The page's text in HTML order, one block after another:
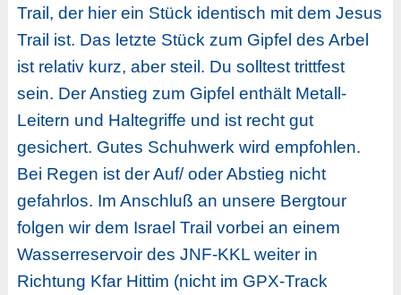
Trail, der hier ein Stück identisch mit dem Jesus
Trail ist. Das letzte Stück zum Gipfel des Arbel
ist relativ kurz, aber steil. Du solltest trittfest
sein. Der Anstieg zum Gipfel enthält Metall-
Leitern und Haltegriffe und ist recht gut
gesichert. Gutes Schuhwerk wird empfohlen.
Bei Regen ist der Auf/ oder Abstieg nicht
gefahrlos. Im Anschluß an unsere Bergtour
folgen wir dem Israel Trail vorbei an einem
Wasserreservoir des JNF-KKL weiter in
Richtung Kfar Hittim (nicht im GPX-Track